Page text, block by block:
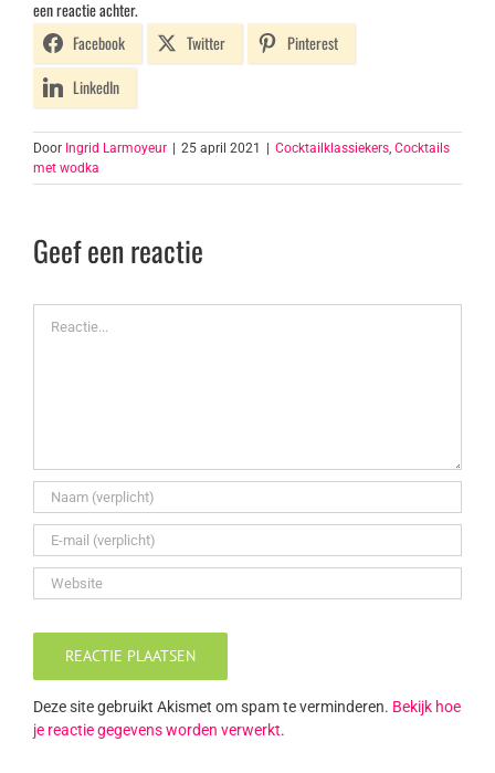
een reactie achter.
Facebook
Twitter
Pinterest
LinkedIn
Door Ingrid Larmoyeur 25 april 2021 Cocktailklassiekers, Cocktails
met wodka
Geef een reactie
Deze site gebruikt Akismet om spam te verminderen. Bekijk hoe
je reactie gegevens worden verwerkt.